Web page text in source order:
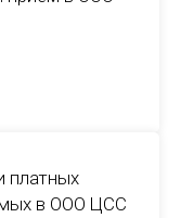
платных
в ООО ЦСС